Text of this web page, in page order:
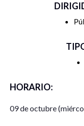
HORARIO:
09 de octubre